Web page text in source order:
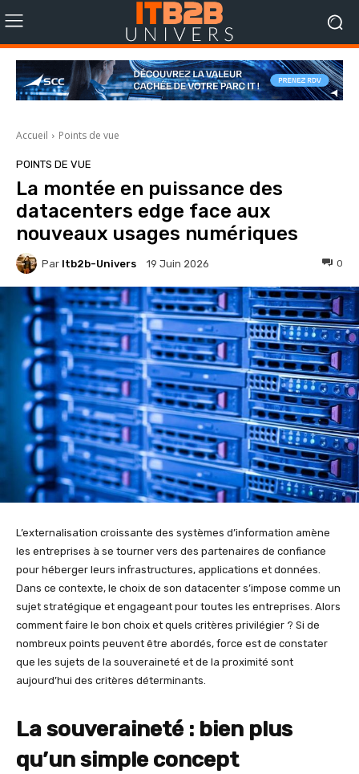
Accueil Points de vue
POINTS DE VUE
La montée en puissance des
datacenters edge face aux
nouveaux usages numériques
Par Itb2b-Univers 19 Juin 2026 0
L’externalisation croissante des systèmes d’information amène
les entreprises à se tourner vers des partenaires de confiance
pour héberger leurs infrastructures, applications et données.
Dans ce contexte, le choix de son datacenter s’impose comme un
sujet stratégique et engageant pour toutes les entreprises. Alors
comment faire le bon choix et quels critères privilégier ? Si de
nombreux points peuvent être abordés, force est de constater
que les sujets de la souveraineté et de la proximité sont
aujourd’hui des critères déterminants.
La souveraineté : bien plus
qu’un simple concept